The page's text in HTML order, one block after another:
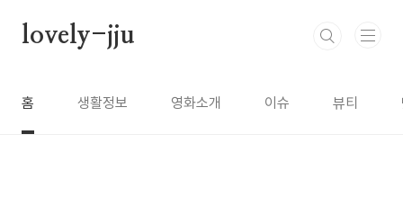
lovely-jju
홈 생활정보 영화소개 이슈 뷰티